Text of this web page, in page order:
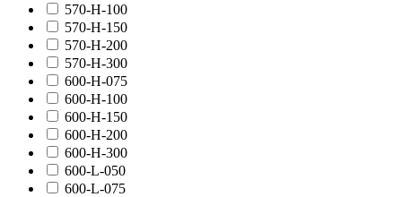
570-H-100
570-H-150
570-H-200
570-H-300
600-H-075
600-H-100
600-H-150
600-H-200
600-H-300
600-L-050
600-L-075